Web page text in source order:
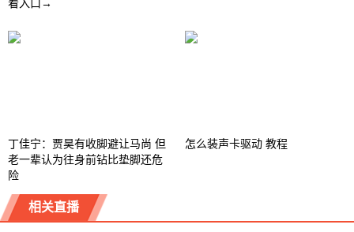
看入口→
丁佳宁：贾昊有收脚避让马尚 但
老一辈认为往身前钻比垫脚还危
险
怎么装声卡驱动 教程
相关直播